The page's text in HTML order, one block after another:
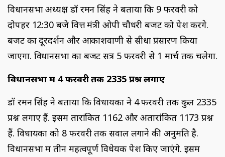
विधानसभा अध्यक्ष डॉ रमन सिंह ने बताया कि 9 फरवरी को
दोपहर 12:30 बजे वित्त मंत्री ओपी चौधरी बजट को पेश करेंगे.
बजट का दूरदर्शन और आकाशवाणी से सीधा प्रसारण किया
जाएगा. विधानसभा का बजट सत्र 5 फरवरी से 1 मार्च तक चलेगा.
विधानसभा में 4 फरवरी तक 2335 प्रश्न लगाए
डॉ रमन सिंह ने बताया कि विधायकों ने 4 फरवरी तक कुल 2335
प्रश्न लगाए हैं. इसमें तारांकित 1162 और अतारांकित 1173 प्रश्न
हैं. विधायकों को 8 फरवरी तक सवाल लगाने की अनुमति है.
विधानसभा में तीन महत्वपूर्ण विधेयक पेश किए जाएंगे. इसमें